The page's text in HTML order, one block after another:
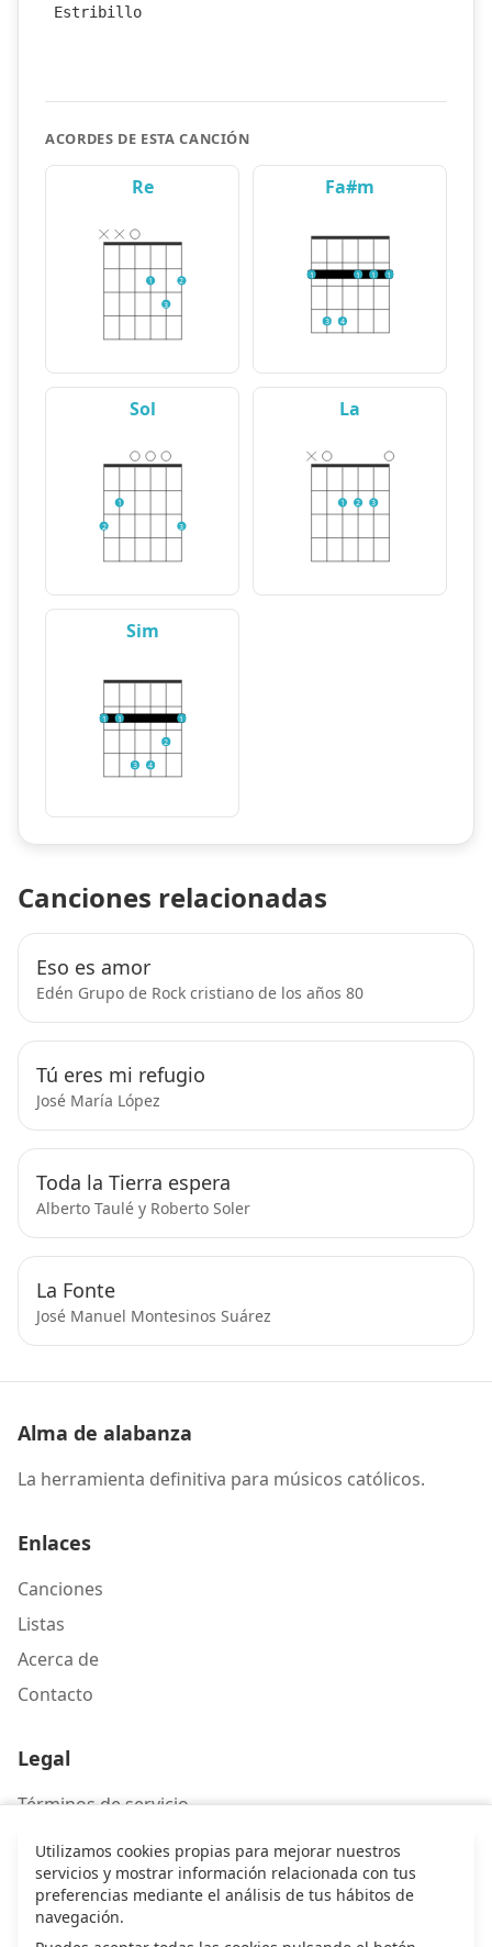
Estribillo
ACORDES DE ESTA CANCIÓN
Re
1
3
2
Fa#m
1
3 4
1 1 1
Sol
2
1
3
La
1 2 3
Sim
1 1
3 4
2
1
Canciones relacionadas
Eso es amor
Edén Grupo de Rock cristiano de los años 80
Tú eres mi refugio
José María López
Toda la Tierra espera
Alberto Taulé y Roberto Soler
La Fonte
José Manuel Montesinos Suárez
Alma de alabanza
La herramienta definitiva para músicos católicos.
Enlaces
Canciones
Listas
Acerca de
Contacto
Legal
Términos de servicio
Política de privacidad
Contacto
Utilizamos cookies propias para mejorar nuestros
servicios y mostrar información relacionada con tus
preferencias mediante el análisis de tus hábitos de
navegación.